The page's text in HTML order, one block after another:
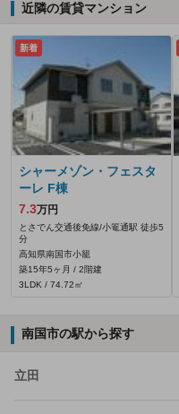
近隣の賃貸マンション
新着
シャーメゾン・フェスタ
ーレ F棟
7.3万円
とさでん交通後免線/小篭通駅 徒歩5
分
高知県南国市小籠
築15年5ヶ月 / 2階建
3LDK / 74.72㎡
南国市の駅から探す
立田